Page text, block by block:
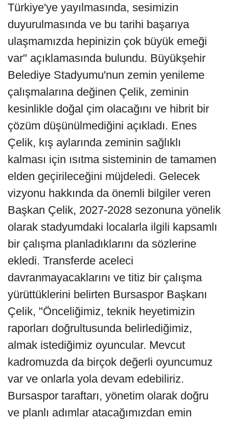
Türkiye'ye yayılmasında, sesimizin
duyurulmasında ve bu tarihi başarıya
ulaşmamızda hepinizin çok büyük emeği
var" açıklamasında bulundu. Büyükşehir
Belediye Stadyumu'nun zemin yenileme
çalışmalarına değinen Çelik, zeminin
kesinlikle doğal çim olacağını ve hibrit bir
çözüm düşünülmediğini açıkladı. Enes
Çelik, kış aylarında zeminin sağlıklı
kalması için ısıtma sisteminin de tamamen
elden geçirileceğini müjdeledi. Gelecek
vizyonu hakkında da önemli bilgiler veren
Başkan Çelik, 2027-2028 sezonuna yönelik
olarak stadyumdaki localarla ilgili kapsamlı
bir çalışma planladıklarını da sözlerine
ekledi. Transferde aceleci
davranmayacaklarını ve titiz bir çalışma
yürüttüklerini belirten Bursaspor Başkanı
Çelik, "Önceliğimiz, teknik heyetimizin
raporları doğrultusunda belirlediğimiz,
almak istediğimiz oyuncular. Mevcut
kadromuzda da birçok değerli oyuncumuz
var ve onlarla yola devam edebiliriz.
Bursaspor taraftarı, yönetim olarak doğru
ve planlı adımlar atacağımızdan emin